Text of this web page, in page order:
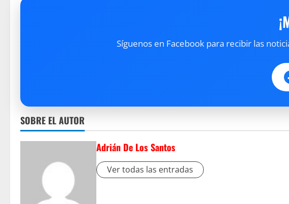
Síguenos en Facebook para recibir las
SOBRE EL AUTOR
Adrián De Los Santos
Ver todas las entradas